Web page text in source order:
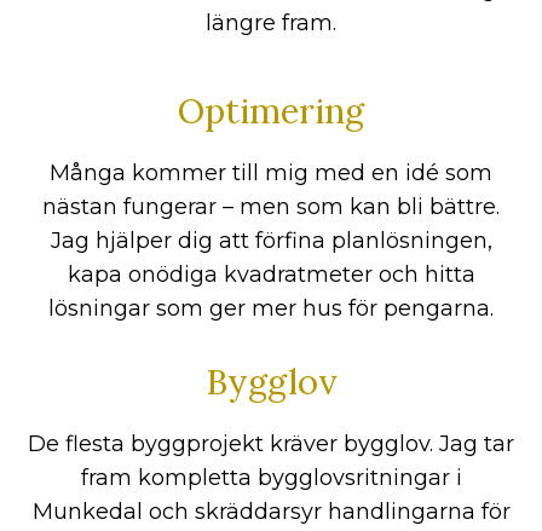
längre fram.
Optimering
Många kommer till mig med en idé som
nästan fungerar – men som kan bli bättre.
Jag hjälper dig att förfina planlösningen,
kapa onödiga kvadratmeter och hitta
lösningar som ger mer hus för pengarna.
Bygglov
De flesta byggprojekt kräver bygglov. Jag tar
fram kompletta bygglovsritningar i
Munkedal och skräddarsyr handlingarna för